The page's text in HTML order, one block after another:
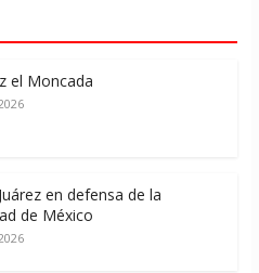
el Moncada
en defensa de la
de México